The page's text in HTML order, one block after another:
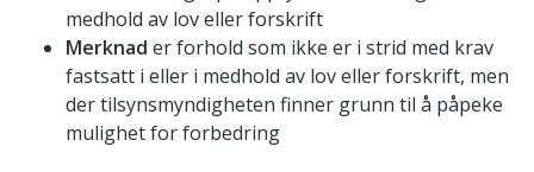
medhold av lov eller forskrift
Merknad er forhold som ikke er i strid med krav
fastsatt i eller i medhold av lov eller forskrift, men
der tilsynsmyndigheten finner grunn til å påpeke
mulighet for forbedring